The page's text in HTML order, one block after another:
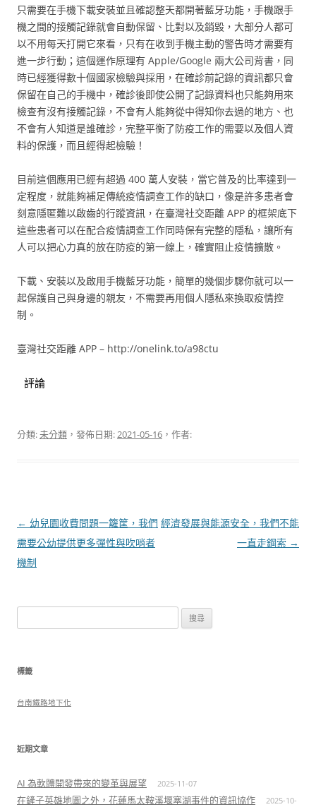
只需要在手機下載安裝並且確認整天都開著藍牙功能，手機跟手
機之間的接觸記錄就會自動保留、比對以及銷毀，大部分人都可
以不用每天打開它來看，只有在收到手機主動的警告時才需要有
進一步行動；這個運作原理有 Apple/Google 兩大公司背書，同
時已經獲得數十個國家檢驗與採用，在確診前記錄的資訊都只會
保留在自己的手機中，確診後即使公開了記錄資料也只能夠用來
檢查有沒有接觸記錄，不會有人能夠從中得知你去過的地方、也
不會有人知道是誰確診，完整平衡了防疫工作的需要以及個人資
料的保護，而且經得起檢驗！
目前這個應用已經有超過 400 萬人安裝，當它普及的比率達到一
定程度，就能夠補足傳統疫情調查工作的缺口，像是許多患者會
刻意隱匿難以啟齒的行蹤資訊，在臺灣社交距離 APP 的框架底下
這些患者可以在配合疫情調查工作同時保有完整的隱私，讓所有
人可以把心力真的放在防疫的第一線上，確實阻止疫情擴散。
下載、安裝以及啟用手機藍牙功能，簡單的幾個步驟你就可以一
起保護自己與身邊的親友，不需要再用個人隱私來換取疫情控
制。
臺灣社交距離 APP – http://onelink.to/a98ctu
評論
分類:未分類 ，發佈日期:2021-05-16 ，作者:
文
章
導
← 幼兒園收費問題一籮筐，我們
需要公幼提供更多彈性與吹哨者
機制
經濟發展與能源安全，我們不能
一直走鋼索 →
尋
鍵
標籤
台南鐵路地下化
近期文章
AI 為軟體開發帶來的變革與展望 2025-11-07
在鏟子英雄地圖之外，花蓮馬太鞍溪堰塞湖事件的資訊協作
2025-10-